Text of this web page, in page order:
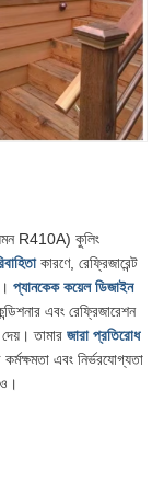
R410A) কুলিং
কারণে, রেফ্রিজারেন্ট
প্যানকেক কয়েল ডিজাইন
এবং রেফ্রিজারেশন
তামার জারা প্রতিরোধ
এবং নির্ভরযোগ্যতা